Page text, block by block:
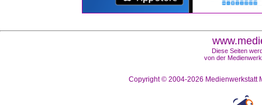
Diese Seiten
von der
Copyright © 2004-2026 Medienwerkstatt